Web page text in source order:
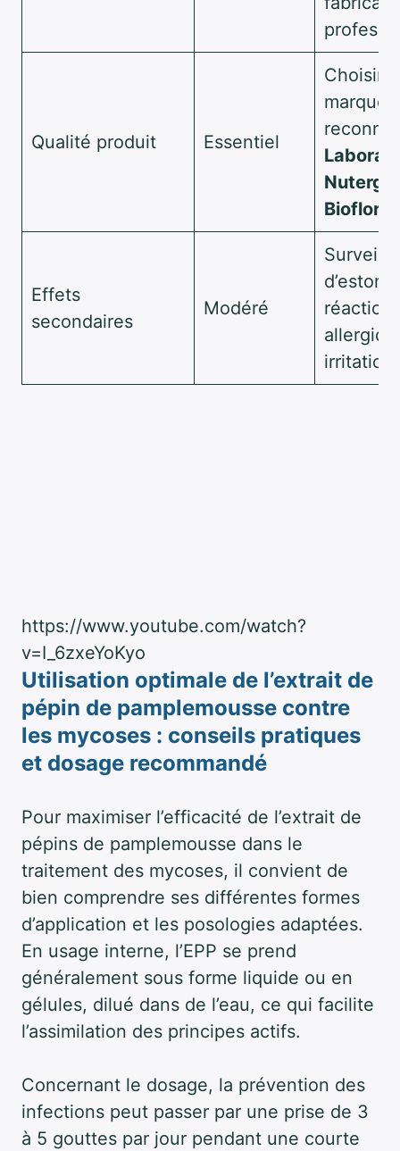
Qualité produit Essentiel
Choisir
marques
Nutergia
Biofloral
Effets
secondaires
Modéré
https://www.youtube.com/watch?
v=I_6zxeYoKyo
Utilisation optimale de l’extrait de
pépin de pamplemousse contre
les mycoses : conseils pratiques
et dosage recommandé
Pour maximiser l’efficacité de l’extrait de
pépins de pamplemousse dans le
traitement des mycoses, il convient de
bien comprendre ses différentes formes
d’application et les posologies adaptées.
En usage interne, l’EPP se prend
généralement sous forme liquide ou en
gélules, dilué dans de l’eau, ce qui facilite
l’assimilation des principes actifs.
Concernant le dosage, la prévention des
infections peut passer par une prise de 3
à 5 gouttes par jour pendant une courte